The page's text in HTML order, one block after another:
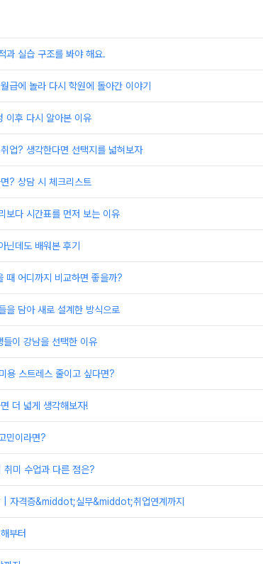
과 실습 구조를 봐야 해요.
급에 놀라 다시 학원에 돌아간 이야기
이후 다시 알아본 이유
업? 생각한다면 선택지를 넓혀보자
? 상담 시 체크리스트
보다 시간표를 먼저 보는 이유
닌데도 배워본 후기
때 어디까지 비교하면 좋을까?
을 담아 새로 설계한 방식으로
들이 강남을 선택한 이유
용 스트레스 줄이고 싶다면?
더 넓게 생각해보자!
민이라면?
미 수업과 다른 점은?
| 자격증&middot;실무&middot;취업연계까지
부터